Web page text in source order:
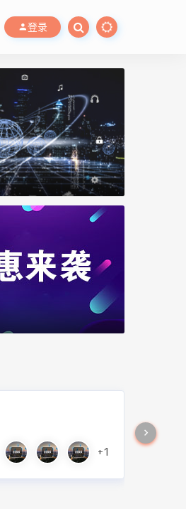
登录
+1